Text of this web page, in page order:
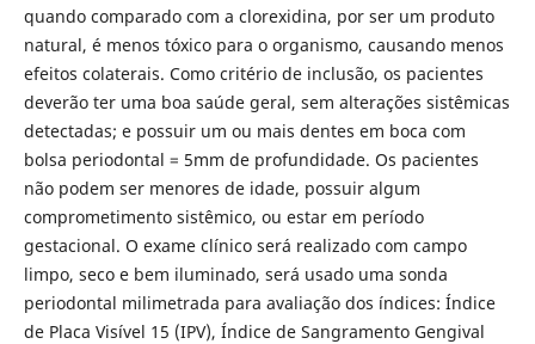
quando comparado com a clorexidina, por ser um produto
natural, é menos tóxico para o organismo, causando menos
efeitos colaterais. Como critério de inclusão, os pacientes
deverão ter uma boa saúde geral, sem alterações sistêmicas
detectadas; e possuir um ou mais dentes em boca com
bolsa periodontal = 5mm de profundidade. Os pacientes
não podem ser menores de idade, possuir algum
comprometimento sistêmico, ou estar em período
gestacional. O exame clínico será realizado com campo
limpo, seco e bem iluminado, será usado uma sonda
periodontal milimetrada para avaliação dos índices: Índice
de Placa Visível 15 (IPV), Índice de Sangramento Gengival